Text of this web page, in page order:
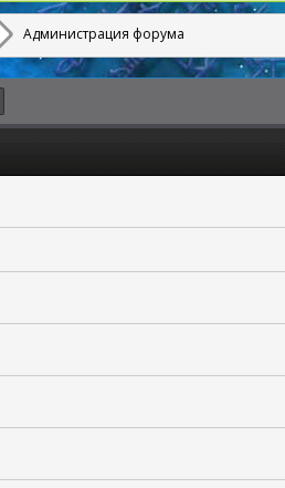
Администрация форума